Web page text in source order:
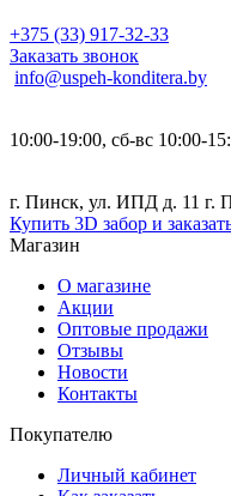
+375 (33) 917-32-33
Заказать звонок
info@uspeh-konditera.by
10:00-19:00, сб-вс 10:00-
г. Пинск, ул. ИПД д. 11 г.
Купить 3D забор и
Магазин
О магазине
Акции
Оптовые продажи
Отзывы
Новости
Контакты
Покупателю
Личный кабинет